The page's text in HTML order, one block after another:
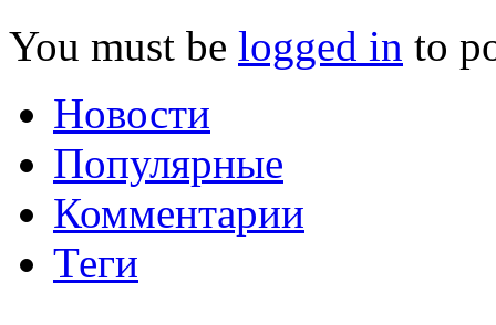
You must be logged in to
Новости
Популярные
Комментарии
Теги